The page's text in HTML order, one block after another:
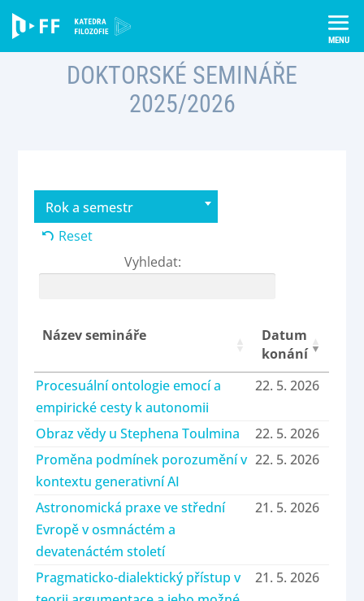
content
Studium
DOKTORSKÉ SEMINÁŘE
2025/2026
Rok a semestr
Reset
Vyhledat:
Název semináře
Datum
konání
Procesuální ontologie emocí a
empirické cesty k autonomii
22. 5. 2026
Obraz vědy u Stephena Toulmina
22. 5. 2026
Proměna podmínek porozumění v
kontextu generativní AI
22. 5. 2026
Astronomická praxe ve střední
Evropě v osmnáctém a
devatenáctém století
21. 5. 2026
Pragmaticko-dialektický přístup v
21. 5. 2026